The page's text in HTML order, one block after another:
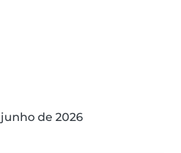
de 2026